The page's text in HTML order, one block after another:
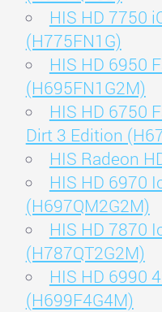
HIS HD 7750
(H775FN1G)
HIS HD 6950
(H695FN1G2M)
HIS HD 6750
Dirt 3 Edition
HIS Radeon
HIS HD 6970
(H697QM2G2M)
HIS HD 7870
(H787QT2G2M)
HIS HD 6990
(H699F4G4M)